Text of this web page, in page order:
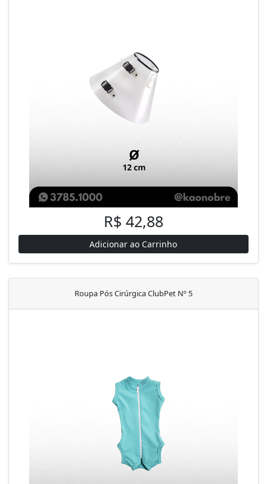
R$ 42,88
Adicionar ao Carrinho
Roupa Pós Cirúrgica ClubPet Nº 5